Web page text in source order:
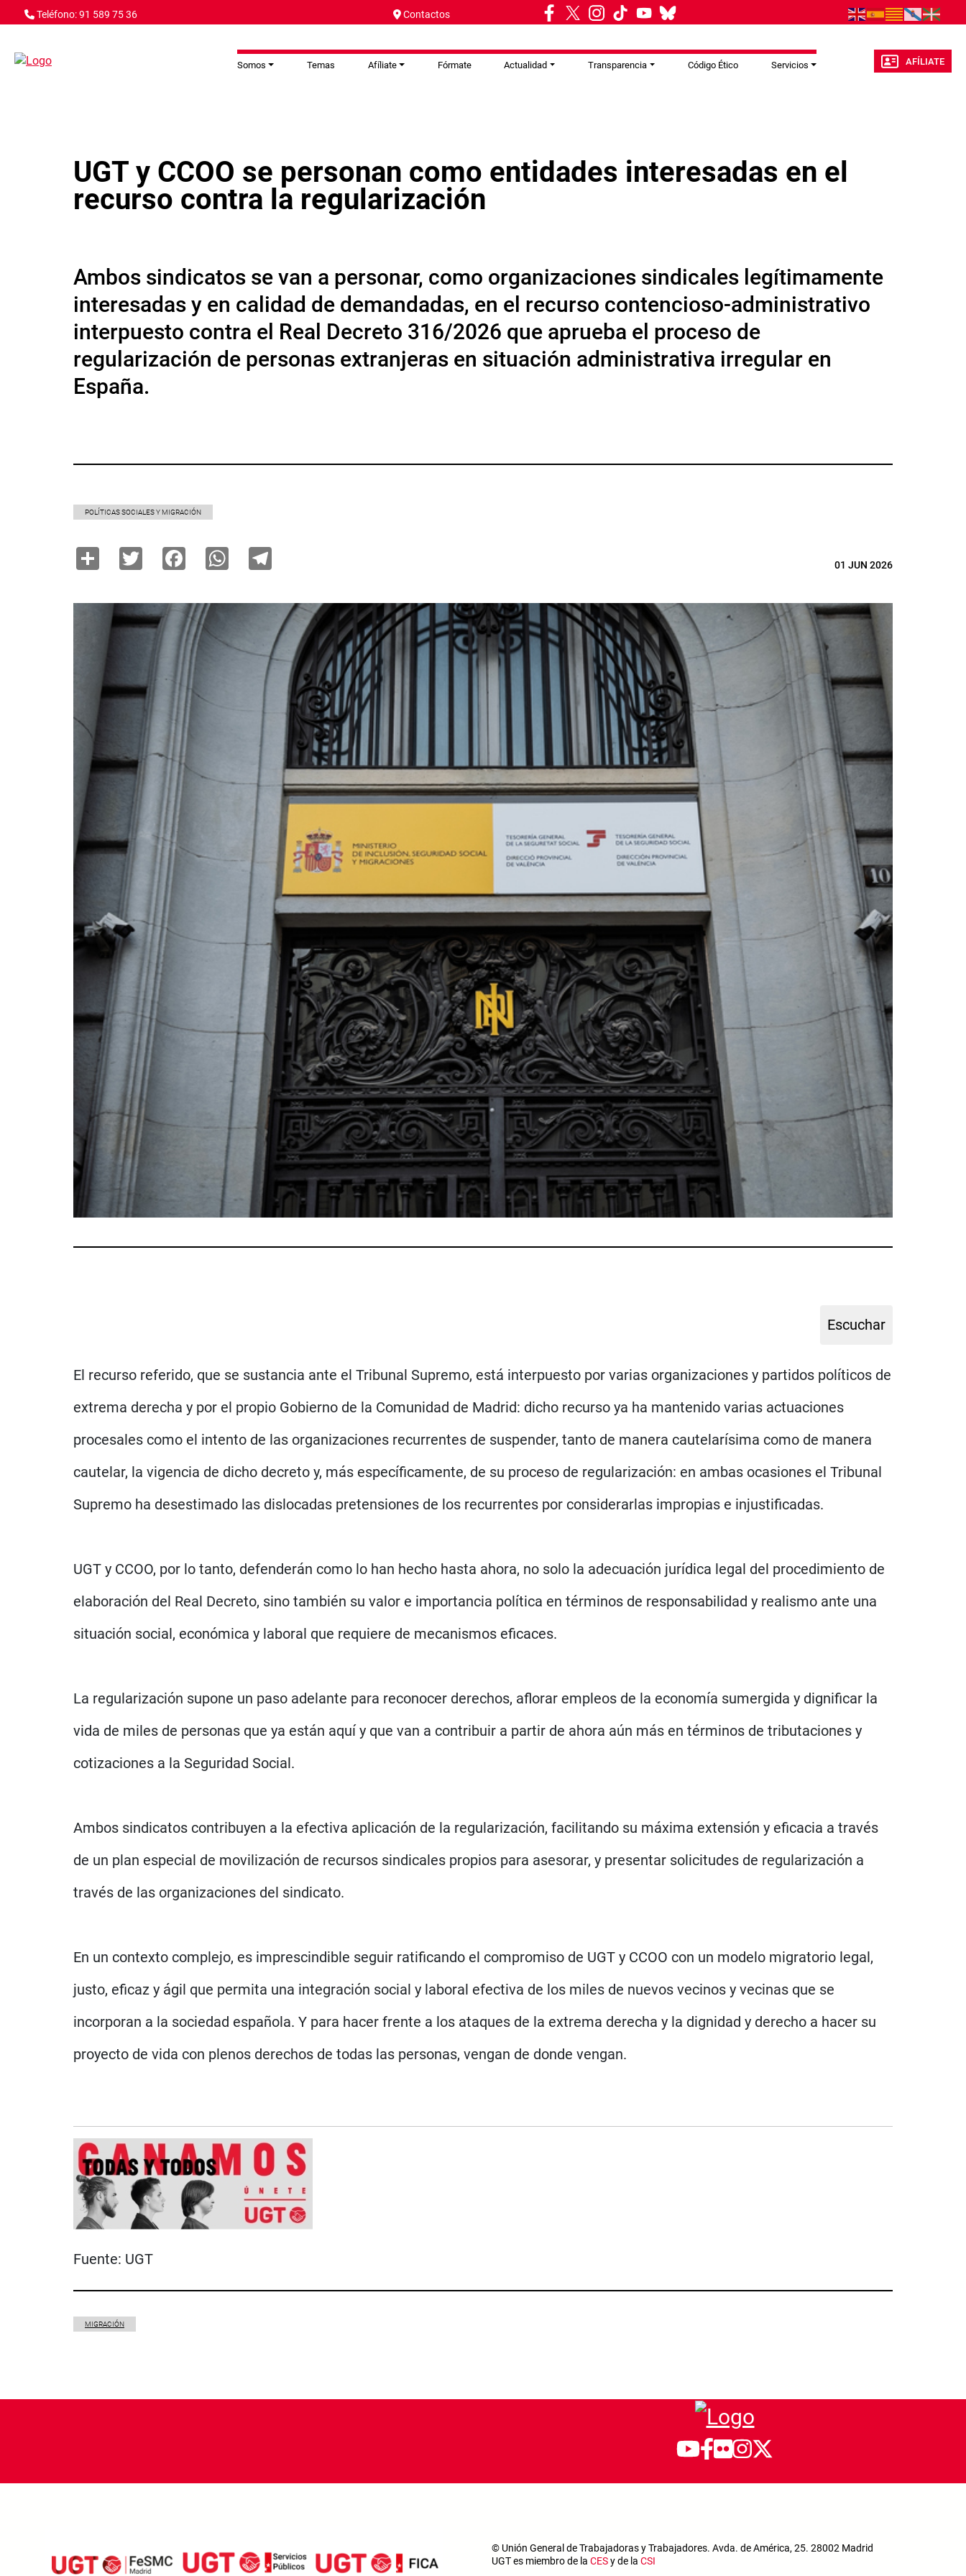
Pasar al contenido principal
Teléfono: 91 589 75 36 Contactos
Somos Temas Afíliate Fórmate Actualidad Transparencia Código Ético Servicios AFÍLIATE
UGT y CCOO se personan como entidades interesadas en el
recurso contra la regularización
Ambos sindicatos se van a personar, como organizaciones sindicales legítimamente
interesadas y en calidad de demandadas, en el recurso contencioso-administrativo
interpuesto contra el Real Decreto 316/2026 que aprueba el proceso de
regularización de personas extranjeras en situación administrativa irregular en
España.
POLÍTICAS SOCIALES Y MIGRACIÓN
Share TwitterFacebookWhatsApp 01 JUN 2026
El recurso referido, que se sustancia ante el Tribunal Supremo, está interpuesto por varias organizaciones y partidos políticos de
extrema derecha y por el propio Gobierno de la Comunidad de Madrid: dicho recurso ya ha mantenido varias actuaciones
procesales como el intento de las organizaciones recurrentes de suspender, tanto de manera cautelarísima como de manera
cautelar, la vigencia de dicho decreto y, más específicamente, de su proceso de regularización: en ambas ocasiones el Tribunal
Supremo ha desestimado las dislocadas pretensiones de los recurrentes por considerarlas impropias e injustificadas.
UGT y CCOO, por lo tanto, defenderán como lo han hecho hasta ahora, no solo la adecuación jurídica legal del procedimiento de
elaboración del Real Decreto, sino también su valor e importancia política en términos de responsabilidad y realismo ante una
situación social, económica y laboral que requiere de mecanismos eficaces.
La regularización supone un paso adelante para reconocer derechos, aflorar empleos de la economía sumergida y dignificar la
vida de miles de personas que ya están aquí y que van a contribuir a partir de ahora aún más en términos de tributaciones y
cotizaciones a la Seguridad Social.
Ambos sindicatos contribuyen a la efectiva aplicación de la regularización, facilitando su máxima extensión y eficacia a través
de un plan especial de movilización de recursos sindicales propios para asesorar, y presentar solicitudes de regularización a
través de las organizaciones del sindicato.
En un contexto complejo, es imprescindible seguir ratificando el compromiso de UGT y CCOO con un modelo migratorio legal,
justo, eficaz y ágil que permita una integración social y laboral efectiva de los miles de nuevos vecinos y vecinas que se
incorporan a la sociedad española. Y para hacer frente a los ataques de la extrema derecha y la dignidad y derecho a hacer su
proyecto de vida con plenos derechos de todas las personas, vengan de donde vengan.
Fuente: UGT
MIGRACIÓN
© Unión General de Trabajadoras y Trabajadores. Avda. de América, 25. 28002 Madrid
UGT es miembro de la CESy de la CSI